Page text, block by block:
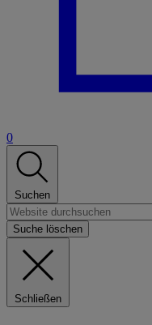
0
Suchen
Suche löschen
Schließen